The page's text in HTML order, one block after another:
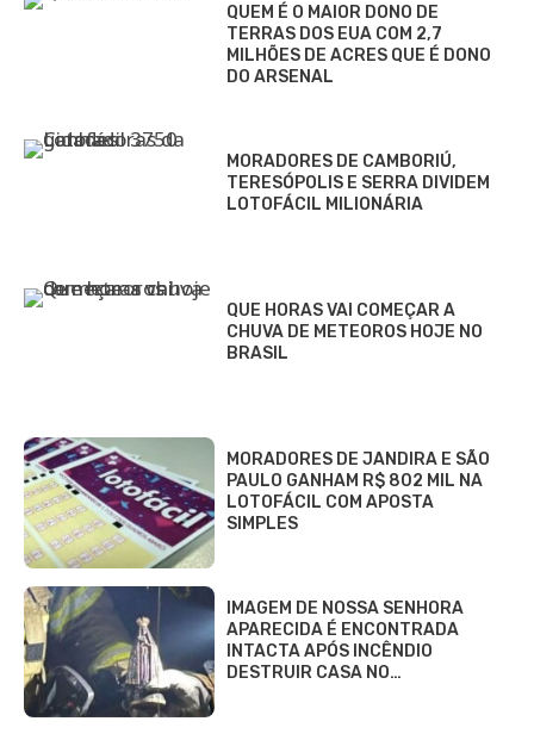
QUEM É O MAIOR DONO DE
TERRAS DOS EUA COM 2,7
MILHÕES DE ACRES QUE É DONO
DO ARSENAL
MORADORES DE CAMBORIÚ,
TERESÓPOLIS E SERRA DIVIDEM
LOTOFÁCIL MILIONÁRIA
QUE HORAS VAI COMEÇAR A
CHUVA DE METEOROS HOJE NO
BRASIL
MORADORES DE JANDIRA E SÃO
PAULO GANHAM R$ 802 MIL NA
LOTOFÁCIL COM APOSTA
SIMPLES
IMAGEM DE NOSSA SENHORA
APARECIDA É ENCONTRADA
INTACTA APÓS INCÊNDIO
DESTRUIR CASA NO…